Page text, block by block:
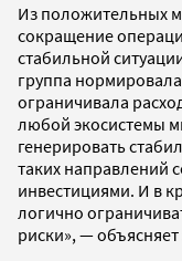
Из положительных
сокращение
стабильной
группа
ограничивала
любой экосистемы
генерировать
таких направлений
инвестициями. И в
логично
риски», — объясняет